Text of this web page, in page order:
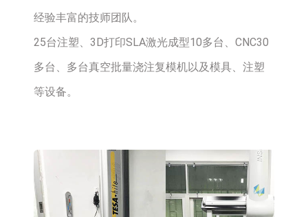
经验丰富的技师团队。
25台注塑、3D打印SLA激光成型10多台、CNC30
多台、多台真空批量浇注复模机以及模具、注塑
等设备。